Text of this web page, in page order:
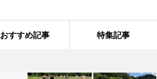
おすすめ記事 特集記事